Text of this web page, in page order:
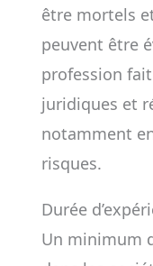
être mortels
peuvent être
profession
juridiques et
notamment
risques.
Durée
Un minimum